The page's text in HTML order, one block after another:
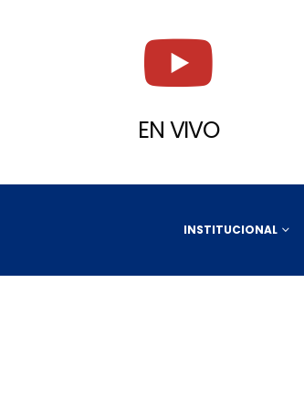
EN VIVO
INSTITUCIONAL